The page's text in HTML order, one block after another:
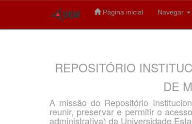
Página inicial Navegar
REPOSITÓRIO
DE
A missão do Repositório
reunir, preservar e permitir o
administrativa) da Universidade